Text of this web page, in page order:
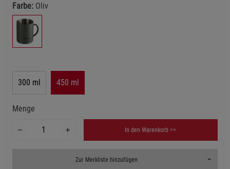
Farbe: Oliv
300 ml 450 ml
Menge
In den Warenkorb >>
Zur Merkliste hinzufügen Toggle